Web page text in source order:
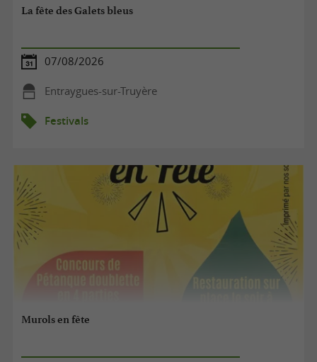
La fête des Galets bleus
07/08/2026
Entraygues-sur-Truyère
Festivals
Murols en fête